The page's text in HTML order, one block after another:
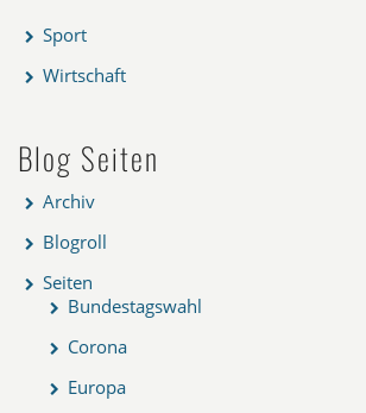
Sport
Wirtschaft
Blog Seiten
Archiv
Blogroll
Seiten
Bundestagswahl
Corona
Europa